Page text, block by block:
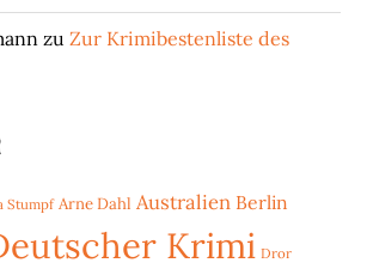
zuZur Krimibestenliste des
Stumpf Arne Dahl Australien Berlin
Krimi Dror